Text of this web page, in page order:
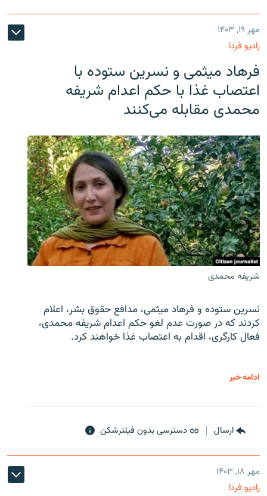
مهر ۱۹, ۱۴۰۳
رادیو فردا
فرهاد میثمی و نسرین ستوده با
اعتصاب غذا با حکم اعدام شریفه
محمدی مقابله می‌کنند
شریفه محمدی
نسرین ستوده و فرهاد میثمی، مدافع حقوق بشر، اعلام
کردند که در صورت عدم لغو حکم اعدام شریفه محمدی،
فعال کارگری، اقدام به اعتصاب غذا خواهند کرد.
ادامه خبر
ارسال دسترسی بدون فیلترشکن
مهر ۱۸, ۱۴۰۳
رادیو فردا